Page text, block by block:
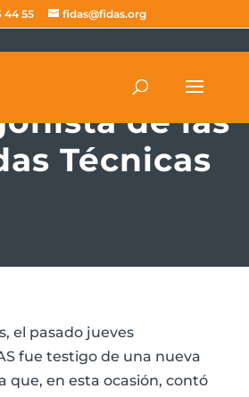
44 55 fidas@fidas.org
de las
Técnicas
el pasado jueves
fue testigo de una nueva
que, en esta ocasión, contó